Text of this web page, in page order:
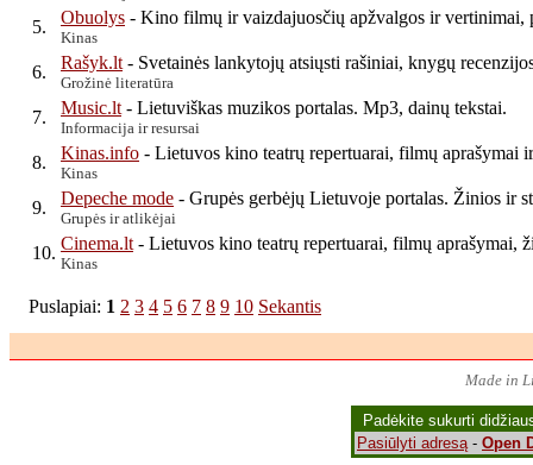
5. Obuolys - Kino filmų ir vaizdajuosčių apžvalgos ir
Kinas
6. Rašyk.lt - Svetainės lankytojų atsiųsti rašiniai, knygų
Grožinė literatūra
7. Music.lt - Lietuviškas muzikos portalas. Mp3, dainų tekstai.
Informacija ir resursai
8. Kinas.info - Lietuvos kino teatrų repertuarai, filmų aprašymai
Kinas
9. Depeche mode - Grupės gerbėjų Lietuvoje portalas. Žinios ir
Grupės ir atlikėjai
10. Cinema.lt - Lietuvos kino teatrų repertuarai, filmų aprašymai,
Kinas
Puslapiai: 1 2 3 4 5 6 7 8 9 10 Sekantis
Made in
Padėkite sukurti
Pasiūlyti adresą - Open